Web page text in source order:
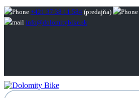
+421 37 38 11 584 (predajňa)
info@dolomitybike.sk